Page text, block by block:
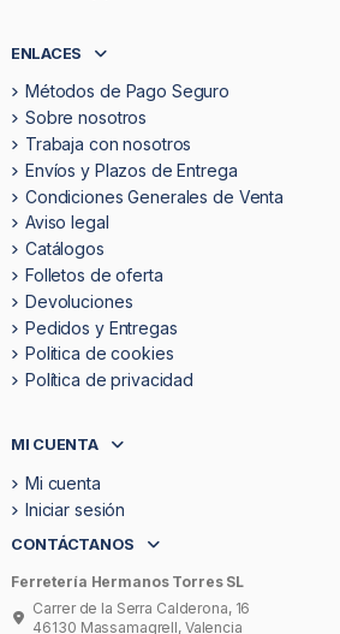
ENLACES
Métodos de Pago Seguro
Sobre nosotros
Trabaja con nosotros
Envíos y Plazos de Entrega
Condiciones Generales de Venta
Aviso legal
Catálogos
Folletos de oferta
Devoluciones
Pedidos y Entregas
Politica de cookies
Política de privacidad
MI CUENTA
Mi cuenta
Iniciar sesión
CONTÁCTANOS
Ferretería Hermanos Torres SL
Carrer de la Serra Calderona, 16
46130 Massamagrell, Valencia